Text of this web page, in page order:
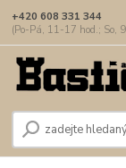
+420 608 331 344
(Po-Pá, 11-17 hod.; So,